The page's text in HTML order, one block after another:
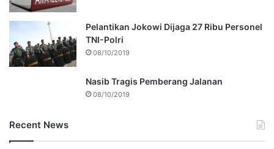
Pelantikan Jokowi Dijaga 27 Ribu Personel
TNI-Polri
08/10/2019
Nasib Tragis Pemberang Jalanan
08/10/2019
Recent News